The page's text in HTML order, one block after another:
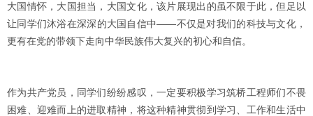
大国情怀，大国担当，大国文化，该片展现出的虽不限于此，但足以
让同学们沐浴在深深的大国自信中——不仅是对我们的科技与文化，
更有在党的带领下走向中华民族伟大复兴的初心和自信。
作为共产党员，同学们纷纷感叹，一定要积极学习筑桥工程师们不畏
困难、迎难而上的进取精神，将这种精神贯彻到学习、工作和生活中